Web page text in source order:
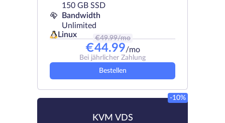
150 GB SSD
Bandwidth
Unlimited
Linux
€49.99/mo
€44.99/mo
Bei jährlicher Zahlung
Bestellen
KVM VDS
-10%